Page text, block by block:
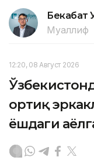
Бекабат
Муаллиф
12:20, 08 Август 2026
ортиқ
ёшдаги